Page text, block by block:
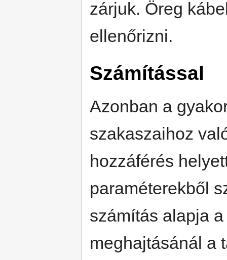
zárjuk. Öreg
ellenőrizni.
Számítással
Azonban a
szakaszaihoz
hozzáférés
paraméterekből
számítás alapja
meghajtásánál a